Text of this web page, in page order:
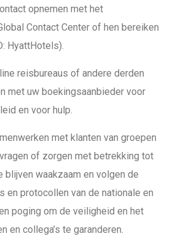
opnemen met het
Contact Center of hen bereiken
HyattHotels).
reisbureaus of andere derden
met uw boekingsaanbieder voor
en voor hulp.
met klanten van groepen
of zorgen met betrekking tot
waakzaam en volgen de
en protocollen van de nationale en
poging om de veiligheid en het
en collega’s te garanderen.